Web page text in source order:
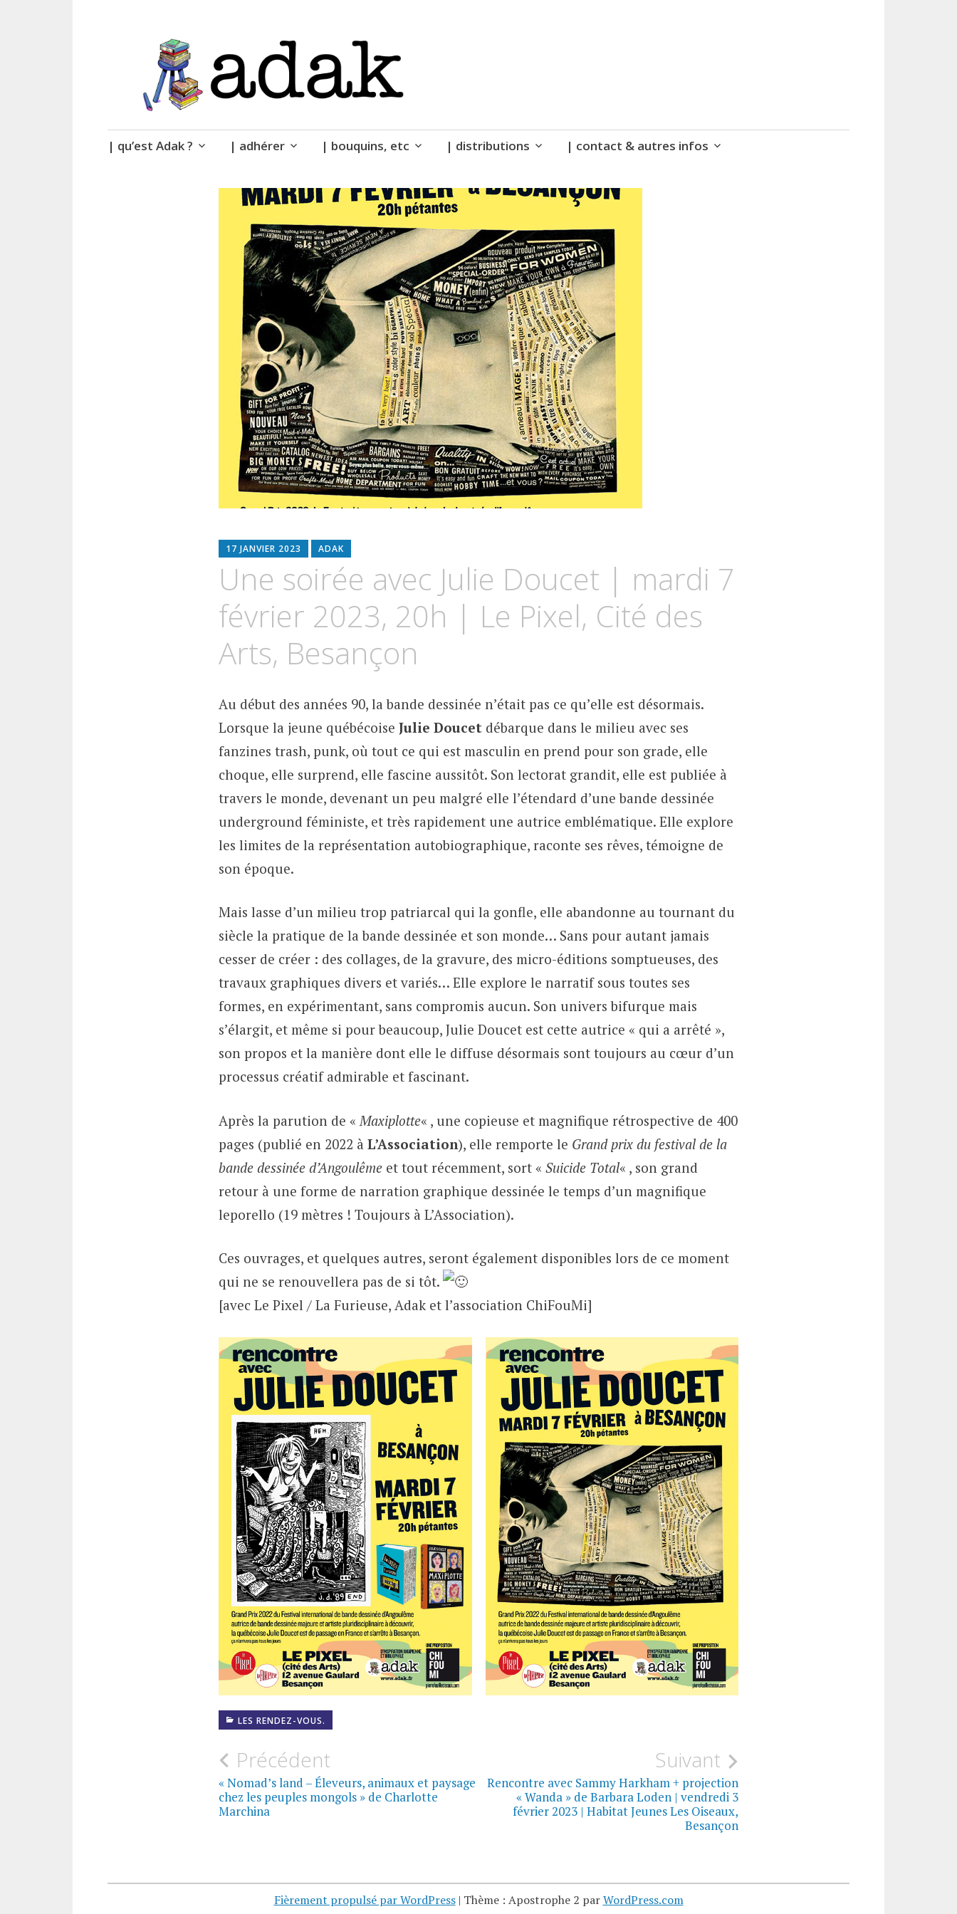
adak
| des livres.
Accéder
au
| qu’est Adak ? | adhérer | bouquins, etc | distributions | contact & autres infos
17 JANVIER 2023 ADAK
Une soirée avec Julie Doucet | mardi 7
février 2023, 20h | Le Pixel, Cité des
Arts, Besançon
Au début des années 90, la bande dessinée n’était pas ce qu’elle est désormais.
Lorsque la jeune québécoise Julie Doucet débarque dans le milieu avec ses
fanzines trash, punk, où tout ce qui est masculin en prend pour son grade, elle
choque, elle surprend, elle fascine aussitôt. Son lectorat grandit, elle est publiée à
travers le monde, devenant un peu malgré elle l’étendard d’une bande dessinée
underground féministe, et très rapidement une autrice emblématique. Elle explore
les limites de la représentation autobiographique, raconte ses rêves, témoigne de
son époque.
Mais lasse d’un milieu trop patriarcal qui la gonfle, elle abandonne au tournant du
siècle la pratique de la bande dessinée et son monde… Sans pour autant jamais
cesser de créer : des collages, de la gravure, des micro-éditions somptueuses, des
travaux graphiques divers et variés… Elle explore le narratif sous toutes ses
formes, en expérimentant, sans compromis aucun. Son univers bifurque mais
s’élargit, et même si pour beaucoup, Julie Doucet est cette autrice « qui a arrêté »,
son propos et la manière dont elle le diffuse désormais sont toujours au cœur d’un
processus créatif admirable et fascinant.
Après la parution de « Maxiplotte« , une copieuse et magnifique rétrospective de 400
pages (publié en 2022 à L’Association), elle remporte le Grand prix du festival de la
bande dessinée d’Angoulême et tout récemment, sort « Suicide Total« , son grand
retour à une forme de narration graphique dessinée le temps d’un magnifique
leporello (19 mètres ! Toujours à L’Association).
Ces ouvrages, et quelques autres, seront également disponibles lors de ce moment
qui ne se renouvellera pas de si tôt.
[avec Le Pixel / La Furieuse, Adak et l’association ChiFouMi]
LES RENDEZ-VOUS.
Navigation
de
l’article
Précédent
« Nomad’s land – Éleveurs, animaux et paysage
chez les peuples mongols » de Charlotte
Marchina
Suivant
Rencontre avec Sammy Harkham + projection
« Wanda » de Barbara Loden | vendredi 3
février 2023 | Habitat Jeunes Les Oiseaux,
Besançon
Fièrement propulsé par WordPress | Thème : Apostrophe 2 parWordPress.com